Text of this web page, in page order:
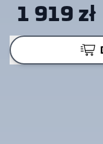
1 919 zł